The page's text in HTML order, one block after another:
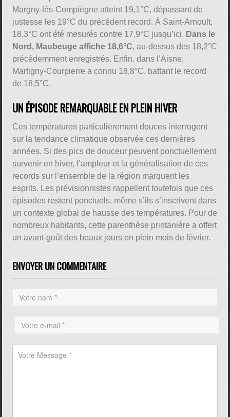
Margny-lès-Compiègne atteint 19,1°C, dépassant de
justesse les 19°C du précédent record. À Saint-Arnoult,
18,3°C ont été mesurés contre 17,9°C jusqu’ici. Dans le
Nord, Maubeuge affiche 18,6°C, au-dessus des 18,2°C
précédemment enregistrés. Enfin, dans l’Aisne,
Martigny-Courpierre a connu 18,8°C, battant le record
de 18,5°C.
UN ÉPISODE REMARQUABLE EN PLEIN HIVER
Ces températures particulièrement douces interrogent
sur la tendance climatique observée ces dernières
années. Si des pics de douceur peuvent ponctuellement
survenir en hiver, l’ampleur et la généralisation de ces
records sur l’ensemble de la région marquent les
esprits. Les prévisionnistes rappellent toutefois que ces
épisodes restent ponctuels, même s’ils s’inscrivent dans
un contexte global de hausse des températures. Pour de
nombreux habitants, cette parenthèse printanière a offert
un avant-goût des beaux jours en plein mois de février.
ENVOYER UN COMMENTAIRE